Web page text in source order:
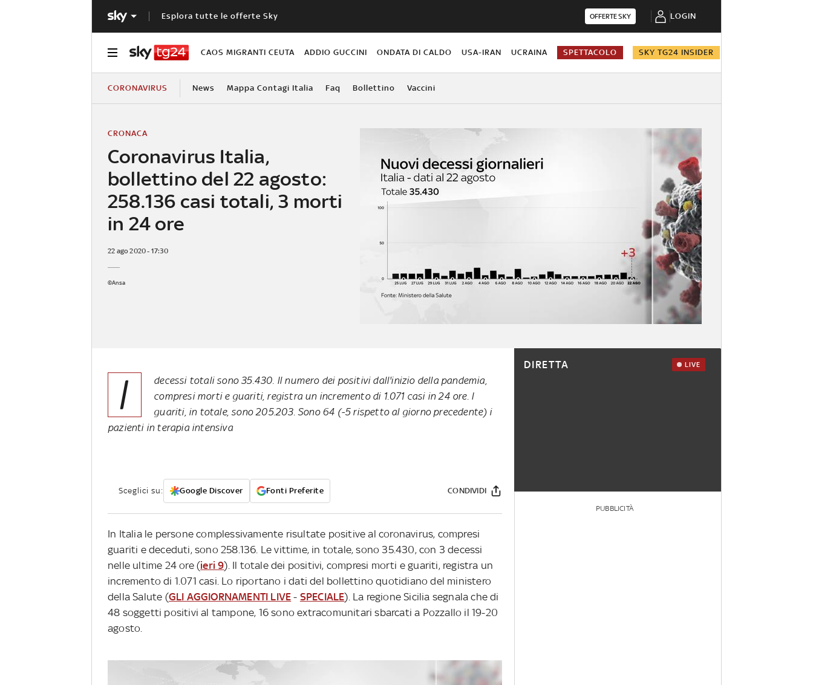
Esplora tutte le offerte Sky OFFERTE SKY LOGIN
CAOS MIGRANTI CEUTA ADDIO GUCCINI ONDATA DI CALDO USA-IRAN UCRAINA SPETTACOLO SKY TG24 INSIDER
CORONAVIRUS News Mappa Contagi Italia Faq Bollettino Vaccini
Coronavirus Italia,
bollettino del 22 agosto:
258.136 casi totali, 3 morti
in 24 ore
CRONACA
22 ago 2020 - 17:30
©Ansa
I
decessi totali sono 35.430. Il numero dei positivi dall'inizio della pandemia,
compresi morti e guariti, registra un incremento di 1.071 casi in 24 ore. I
guariti, in totale, sono 205.203. Sono 64 (-5 rispetto al giorno precedente) i
pazienti in terapia intensiva
Sceglici su: Google Discover Fonti Preferite CONDIVIDI
In Italia le persone complessivamente risultate positive al coronavirus, compresi
guariti e deceduti, sono 258.136. Le vittime, in totale, sono 35.430, con 3 decessi
nelle ultime 24 ore (ieri 9). Il totale dei positivi, compresi morti e guariti, registra un
incremento di 1.071 casi. Lo riportano i dati del bollettino quotidiano del ministero
della Salute (GLI AGGIORNAMENTI LIVE - SPECIALE). La regione Sicilia segnala che di
48 soggetti positivi al tampone, 16 sono extracomunitari sbarcati a Pozzallo il 19-20
agosto.
DIRETTA LIVE
PUBBLICITÀ